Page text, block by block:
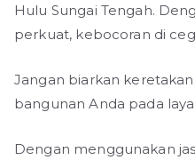
Hulu Sungai Tengah.
perkuat, kebocoran di
Jangan biarkan
bangunan Anda pada
Dengan menggunakan